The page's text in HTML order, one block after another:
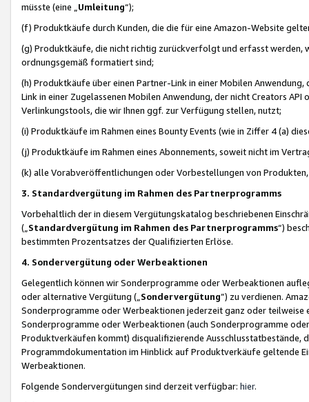
müsste (eine „ Umleitung“);
(f) Produktkäufe durch Kunden, die die für eine Amazon-Website
(g) Produktkäufe, die nicht richtig zurückverfolgt und erfasst werden,
ordnungsgemäß formatiert sind;
(h) Produktkäufe über einen Partner-Link in einer Mobilen
Link in einer Zugelassenen Mobilen Anwendung, der nicht Creators
Verlinkungstools, die wir Ihnen ggf. zur Verfügung stellen, nutzt;
(i) Produktkäufe im Rahmen eines Bounty Events (wie in Ziffer 4 (a)
(j) Produktkäufe im Rahmen eines Abonnements, soweit nicht im
(k) alle Vorabveröffentlichungen oder Vorbestellungen von
3. Standardvergütung im Rahmen des Partnerprogramms
Vorbehaltlich der in diesem Vergütungskatalog beschriebenen
(„ Standardvergütung im Rahmen des Partnerprogramms“)
bestimmten Prozentsatzes der Qualifizierten Erlöse.
4. Sondervergütung oder Werbeaktionen
Gelegentlich können wir Sonderprogramme oder Werbeaktionen
oder alternative Vergütung („ Sondervergütung”) zu verdienen.
Sonderprogramme oder Werbeaktionen jederzeit ganz oder
Sonderprogramme oder Werbeaktionen (auch Sonderprogramme
Produktverkäufen kommt) disqualifizierende Ausschlusstatbestände,
Programmdokumentation im Hinblick auf Produktverkäufe geltende
Werbeaktionen.
Folgende Sondervergütungen sind derzeit verfügbar: hier.